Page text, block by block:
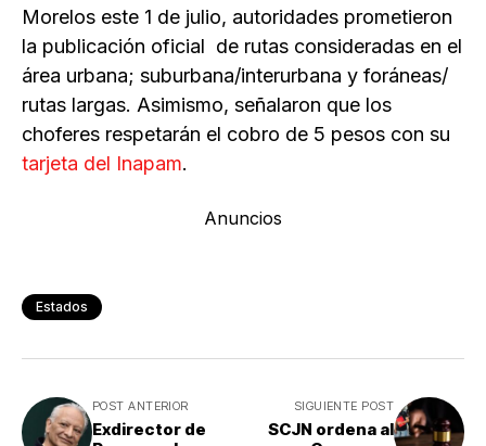
Morelos este 1 de julio, autoridades prometieron
la publicación oficial de rutas consideradas en el
área urbana; suburbana/interurbana y foráneas/
rutas largas. Asimismo, señalaron que los
choferes respetarán el cobro de 5 pesos con su
tarjeta del Inapam.
Anuncios
Estados
POST ANTERIOR
Exdirector de
SIGUIENTE POST
SCJN ordena al